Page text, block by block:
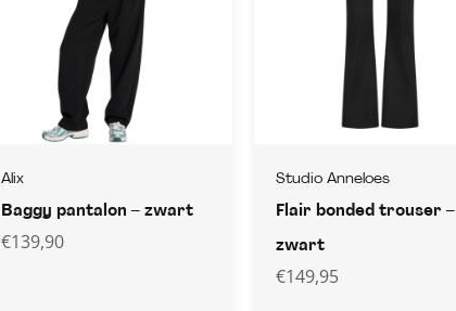
Alix
Baggy pantalon – zwart
€139,90
Studio Anneloes
Flair bonded trouser –
zwart
€149,95